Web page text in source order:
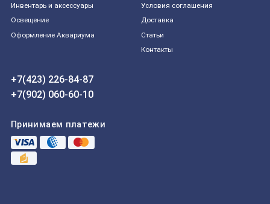
Инвентарь и аксессуары
Освещение
Оформление Аквариума
Условия соглашения
Доставка
Статьи
Контакты
+7(423) 226-84-87
+7(902) 060-60-10
Принимаем платежи